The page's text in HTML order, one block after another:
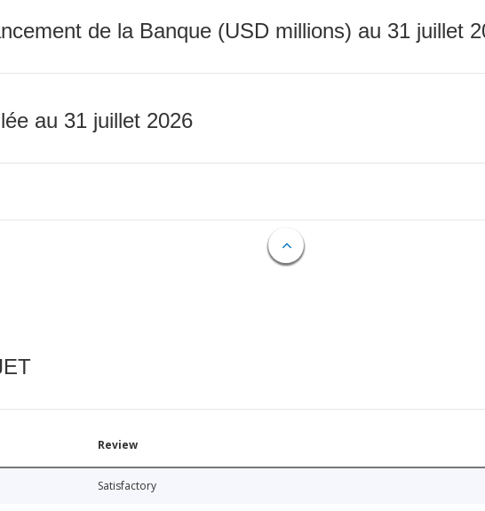
de la Banque (USD millions) au 31 juillet
au 31 juillet 2026
Review
Satisfactory